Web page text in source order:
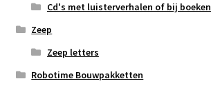
Cd's met luisterverhalen of bij boeken
Zeep
Zeep letters
Robotime Bouwpakketten